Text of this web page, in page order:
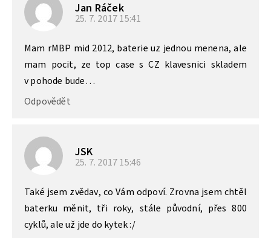
Jan Ráček
25. 7. 201715:41
Mam rMBP mid 2012, baterie uz jednou menena, ale
mam pocit, ze top case s CZ klavesnici skladem
v pohode bude…
Odpovědět
JSK
25. 7. 201715:46
Také jsem zvědav, co Vám odpoví. Zrovna jsem chtěl
baterku měnit, tři roky, stále původní, přes 800
cyklů, ale už jde do kytek :/